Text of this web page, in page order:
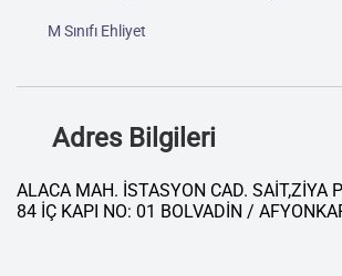
M Sınıfı Ehliyet
Adres Bilgileri
ALACA MAH. İSTASYON CAD. SAİT,ZİYA
84 İÇ KAPI NO: 01 BOLVADİN /